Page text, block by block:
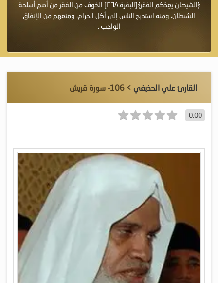
﴿الشيطان يعِدُكم الفقر﴾[البقرة:٢٦٨] الخوف من الفقر من أهم أسلحة
الشيطان، ومنه استدرج الناس إلى أكل الحرام، ومنعهم من الإنفاق
الواجب .
القارئ علي الحذيفي > 106- سورة قريش
0.00